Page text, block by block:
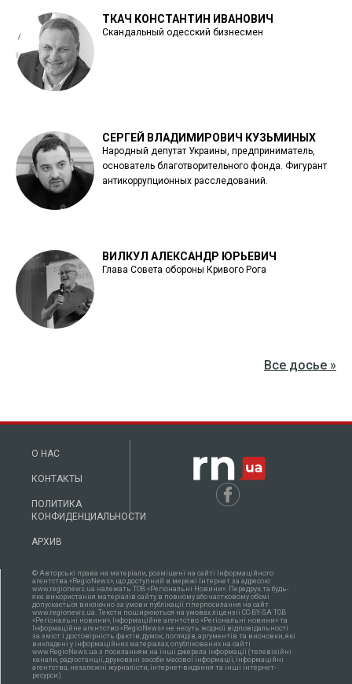
ТКАЧ КОНСТАНТИН ИВАНОВИЧ
Скандальный одесский бизнесмен
СЕРГЕЙ ВЛАДИМИРОВИЧ КУЗЬМИНЫХ
Народный депутат Украины, предприниматель,
основатель благотворительного фонда. Фигурант
антикоррупционных расследований.
ВИЛКУЛ АЛЕКСАНДР ЮРЬЕВИЧ
Глава Совета обороны Кривого Рога
Все досье »
О НАС
КОНТАКТЫ
ПОЛИТИКА
КОНФИДЕНЦИАЛЬНОСТИ
АРХИВ
© Авторські права на матеріали, розміщені на сайті Інформаційного
агентства «RegioNews», що доступний в мережі Інтернет за адресою:
www.regionews.ua належать ТОВ «Регіональні Новини». Передрук та будь-
яке використання матеріалів сайту в повному або частковому об'ємі
допускається виключно за умови публікації гіперпосилання на сайт
www.regionews.ua. Тексти поширюються нa умовах ліцензії CC-BY-SA ТОВ
«Регіональні новини», Інформаційне агентство «Регіональні новини» та
Інформаційне агентство «RegioNews» не несуть жодної відповідальності
за зміст і достовірність фактів, думок, поглядів, аргументів та висновки, які
викладені у інформаційних матеріалах, опублікованих на сайті
www.RegioNews.ua з посиланням на інші джерела інформації (телевізійні
канали, радіостанції, друковані засоби масової інформації, інформаційні
агентства, незалежні журналісти, інтернет-видання та інші інтернет-
ресурси).